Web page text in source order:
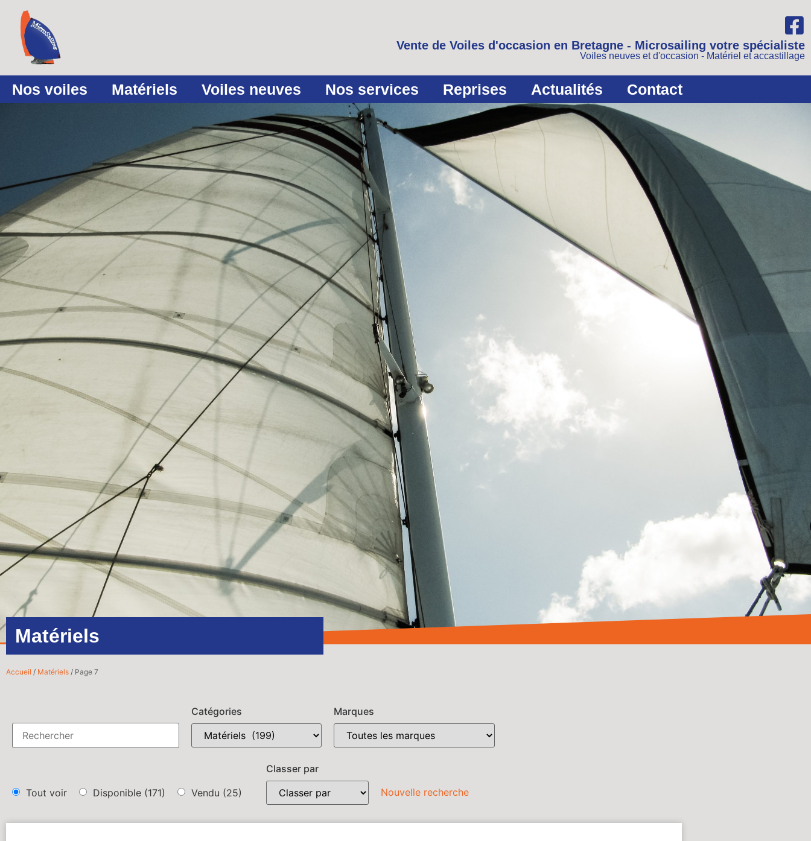
Vente de Voiles d'occasion en Bretagne - Microsailing votre spécialiste
Voiles neuves et d'occasion - Matériel et accastillage
Nos voiles Matériels Voiles neuves Nos services Reprises Actualités Contact
Matériels
Accueil / Matériels / Page 7
Catégories Marques
Tout voir Disponible (171) Vendu (25)
Classer par
Nouvelle recherche